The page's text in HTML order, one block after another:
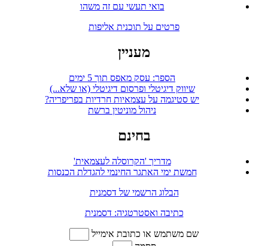
בואי תעשי עם זה משהו
פרטים על תוכנית אליפות
מעניין
הספר: עסק מאפס תוך 5 ימים
שיווק דיגיטלי ופרסום דיגיטלי (או שלא...)
יש סטיגמה על עצמאיות חרדיות בפריפריה?
ניהול מוניטין ברשת
בחינם
מדריך 'הקרוסלה לעצמאית'
חמשת ימי האתגר החינמי להגדלת הכנסות
הבלוג הרשמי של דסמנית
כתיבה ואסטרטגיה: דסמנית
שם משתמש או כתובת אימייל